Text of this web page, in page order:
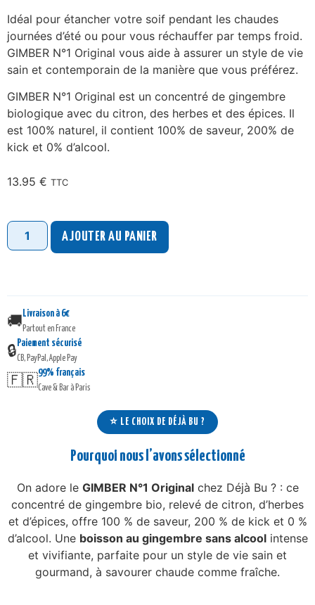
Idéal pour étancher votre soif pendant les chaudes
journées d’été ou pour vous réchauffer par temps froid.
GIMBER N°1 Original vous aide à assurer un style de vie
sain et contemporain de la manière que vous préférez.
GIMBER N°1 Original est un concentré de gingembre
biologique avec du citron, des herbes et des épices. Il
est 100% naturel, il contient 100% de saveur, 200% de
kick et 0% d’alcool.
13.95 € TTC
AJOUTER AU PANIER
🚚
Livraison à 6€
Partout en France
🔒
Paiement sécurisé
CB, PayPal, Apple Pay
🇫🇷
99% français
Cave & Bar à Paris
⭐ LE CHOIX DE DÉJÀ BU ?
Pourquoi nous l’avons sélectionné
On adore le GIMBER N°1 Originalchez Déjà Bu ? : ce
concentré de gingembre bio, relevé de citron, d’herbes
et d’épices, offre 100 % de saveur, 200 % de kick et 0 %
d’alcool. Une boisson au gingembre sans alcoolintense
et vivifiante, parfaite pour un style de vie sain et
gourmand, à savourer chaude comme fraîche.